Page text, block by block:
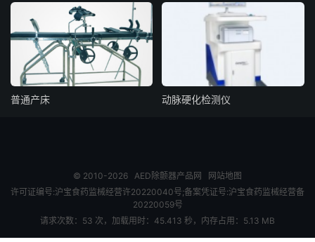
普通产床 动脉硬化检测仪
© 2010-2026 AED除颤器产品网
网站地图
许可证编号:沪宝食药监械经营许20220040号;备案凭证号:沪宝食药监械经营备
20220059号
请求次数：53 次，加载用时：45.413 秒，内存占用：5.13 MB